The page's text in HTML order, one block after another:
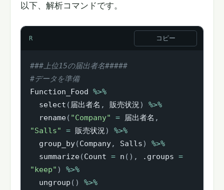
以下、解析コマンドです。
R コピー
###上位15の届出者名#####
#データを準備
Function_Food %>%
  select
(届出者名 , 販売状況)
%>%
  rename
( "Company" = 届出者名 ,
"Salls"
= 販売状況)
%>%
  group_by
(Company, Salls)
%>%
  summarize
(Count = n ( ) , .groups =
"keep" )
%>%
  ungroup
( )
%>%